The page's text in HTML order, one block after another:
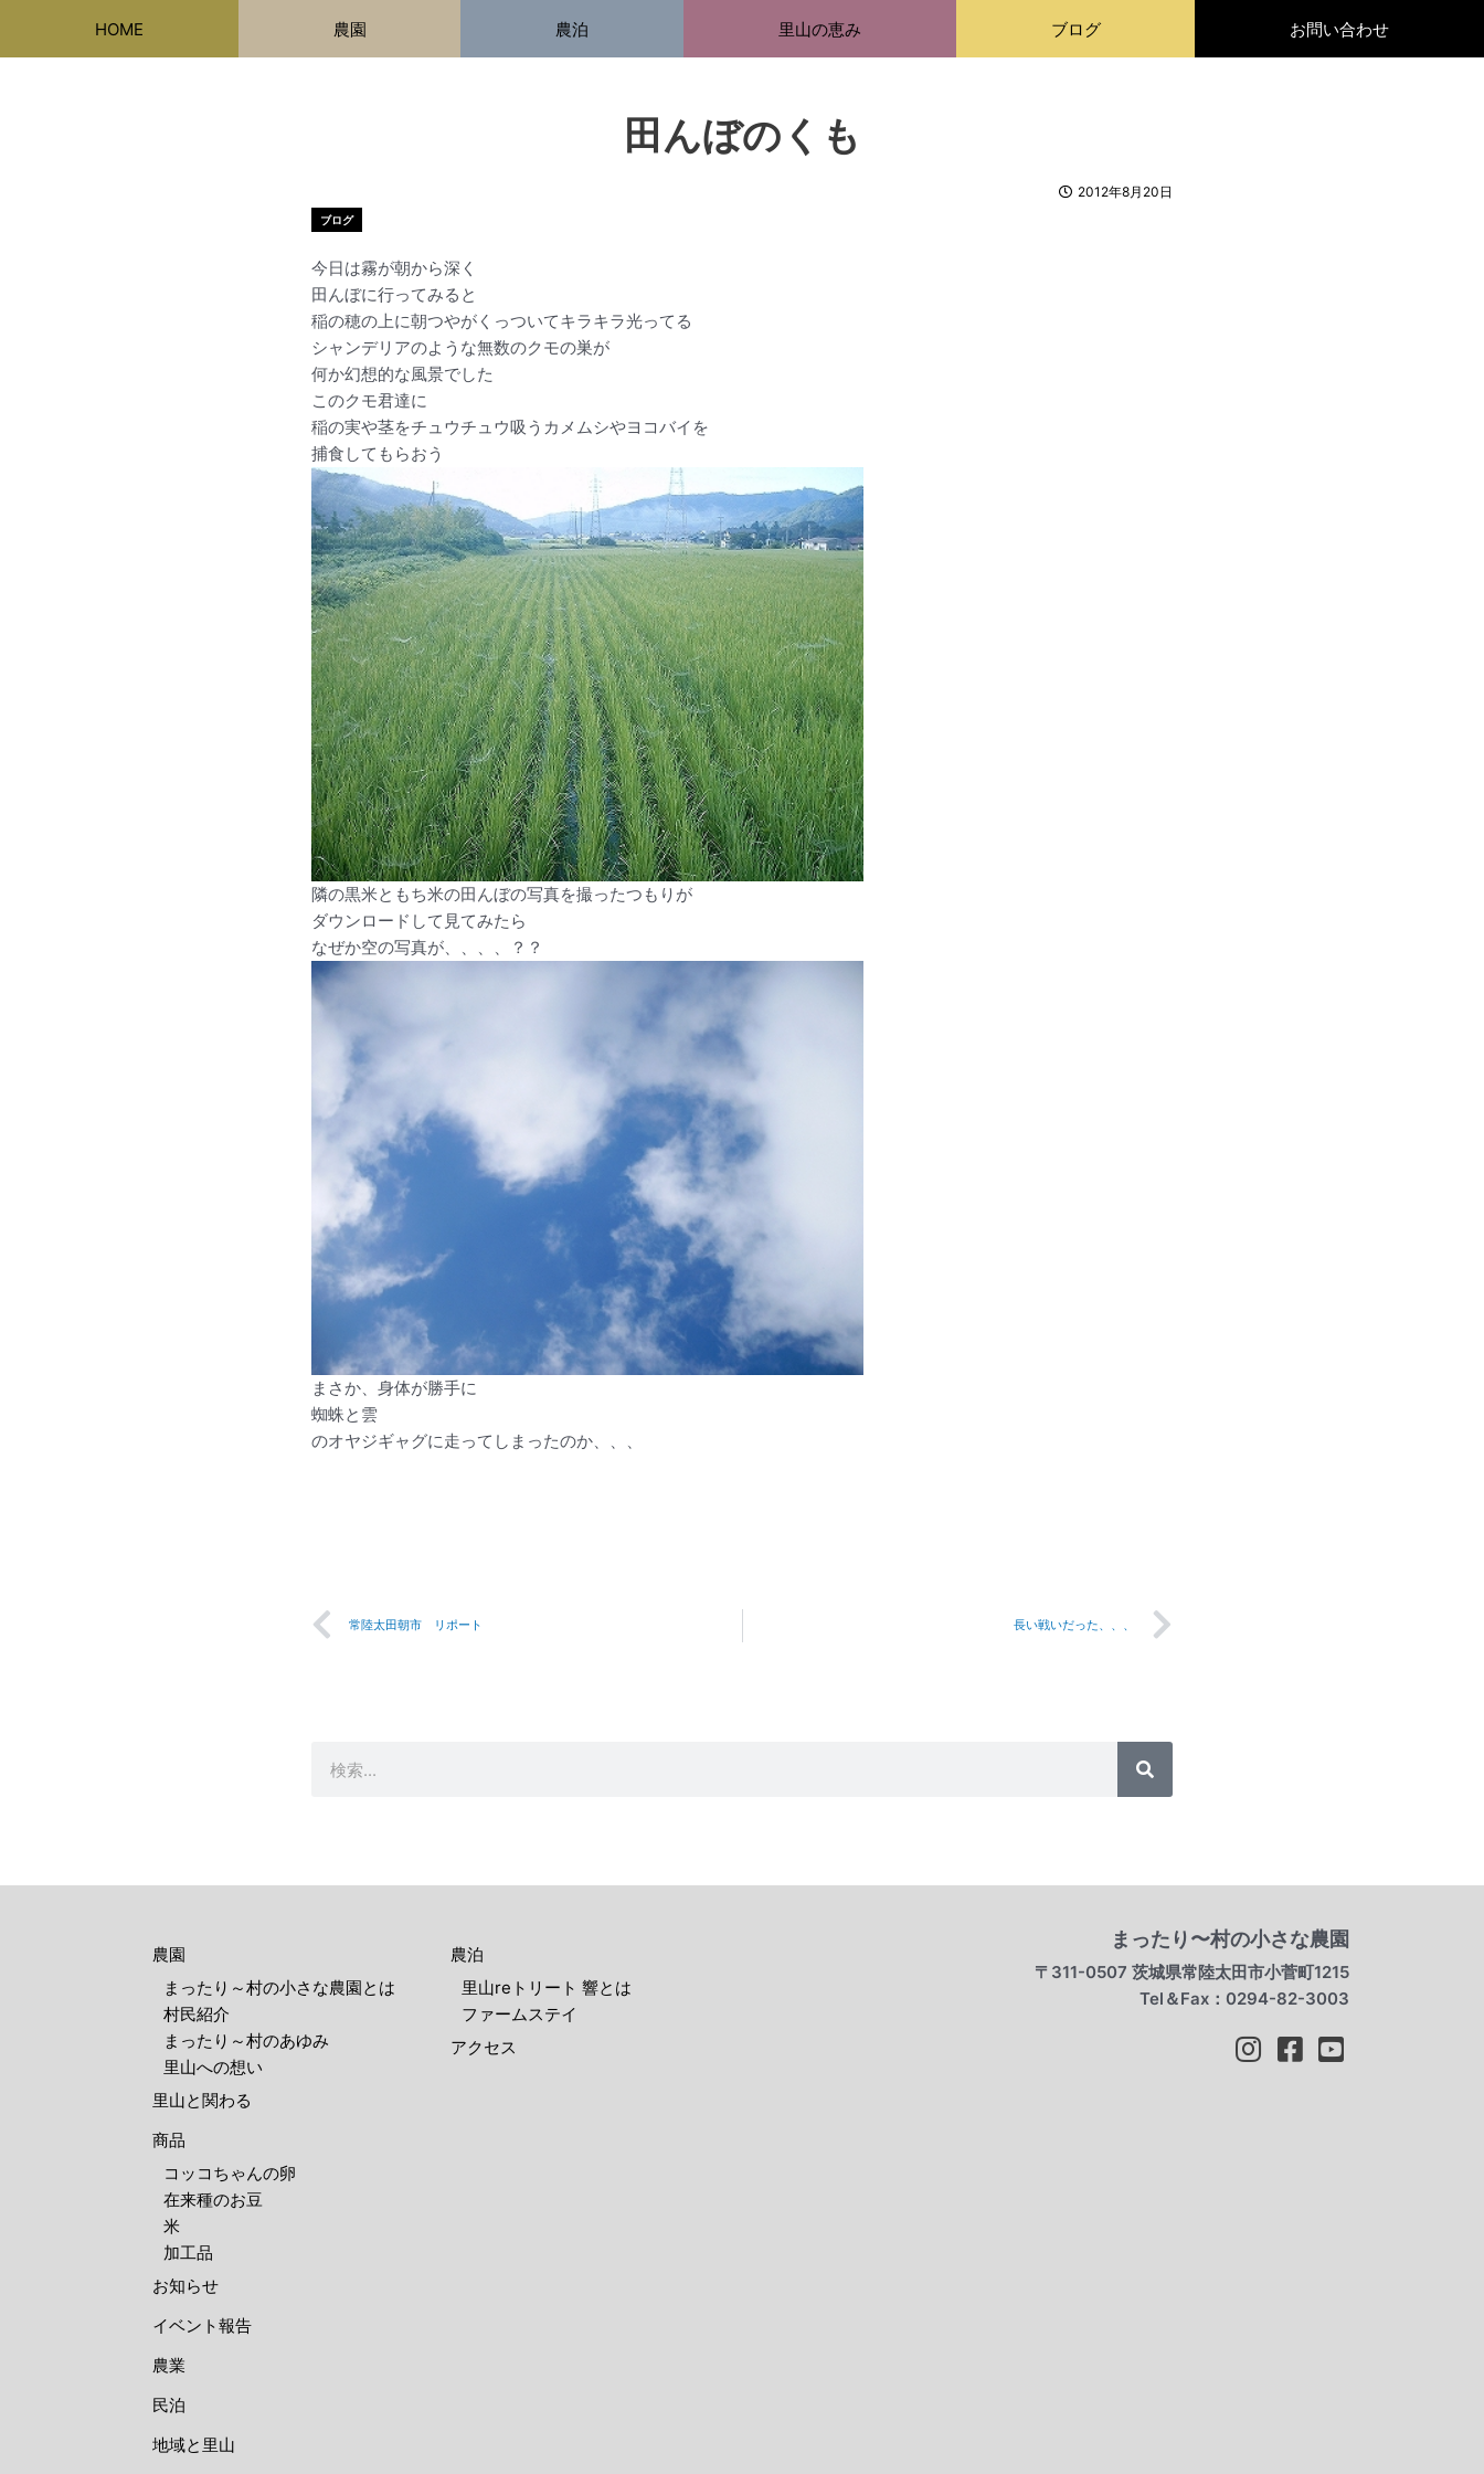
を
HOME 農園 農泊 里山の恵み ブログ お問い合わせ
田んぼのくも
2012年8月20日
ブログ
今日は霧が朝から深く
田んぼに行ってみると
稲の穂の上に朝つやがくっついてキラキラ光ってる
シャンデリアのような無数のクモの巣が
何か幻想的な風景でした
このクモ君達に
稲の実や茎をチュウチュウ吸うカメムシやヨコバイを
捕食してもらおう
隣の黒米ともち米の田んぼの写真を撮ったつもりが
ダウンロードして見てみたら
なぜか空の写真が、、、、？？
まさか、身体が勝手に
蜘蛛と雲
のオヤジギャグに走ってしまったのか、、、
Prev
常陸太田朝市 リポート 長い戦いだった、、、
農園
まったり～村の小さな農園とは
村民紹介
まったり～村のあゆみ
里山への想い
里山と関わる
商品
コッコちゃんの卵
在来種のお豆
米
加工品
お知らせ
イベント報告
農業
民泊
地域と里山
農泊
里山reトリート 響とは
ファームステイ
アクセス
まったり〜村の小さな農園
〒311-0507 茨城県常陸太田市小菅町1215
Tel＆Fax：0294-82-3003